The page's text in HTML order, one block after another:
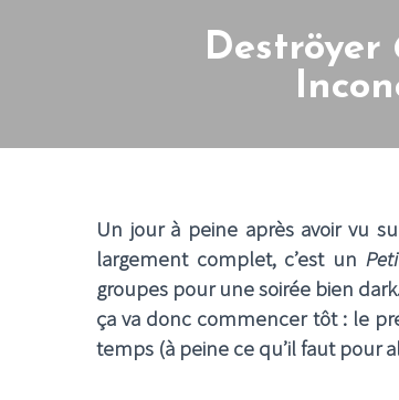
Deströyer
Un jour à peine après avoir vu
largement complet, c’est un
groupes pour une soirée bien
ça va donc commencer tôt : le
temps (à peine ce qu’il faut pour